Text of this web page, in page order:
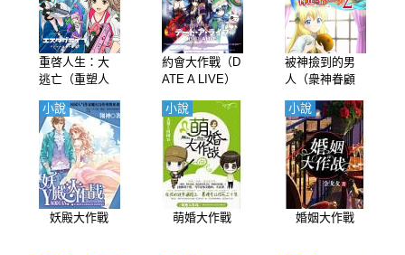
重啓人生：大
逃亡（重塑人
脫）【日語】
約會大作戰（D
ATE A LIVE）
語】
被神撿到的男
人（衆神眷顧
【日語】
妖殿大作戰
小說
萌婚大作戰
小說
婚姻大作戰
小說